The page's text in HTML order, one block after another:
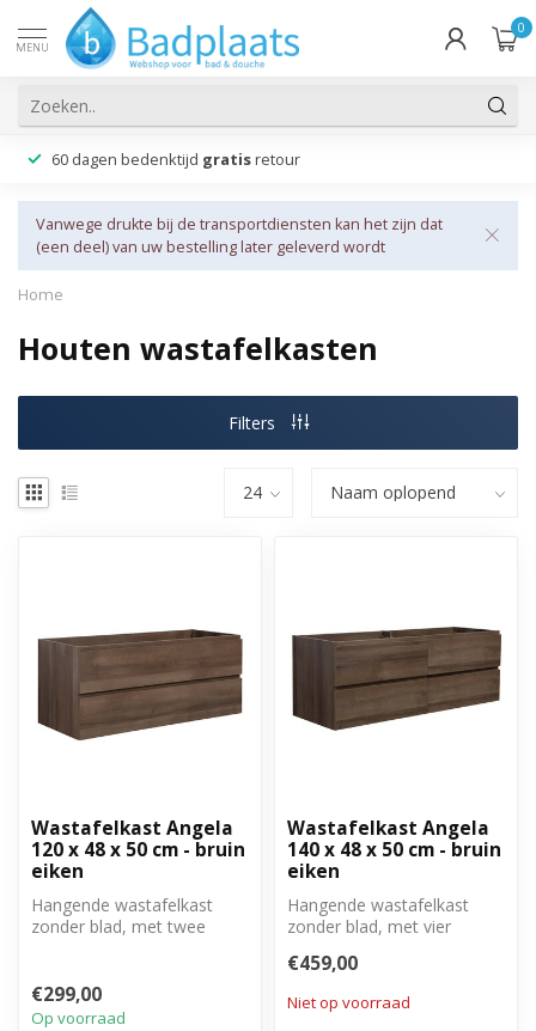
MENU
0
60 dagen bedenktijd gratis retour
Vanwege drukte bij de transportdiensten kan het zijn dat
(een deel) van uw bestelling later geleverd wordt
Home
Houten wastafelkasten
Filters
Wastafelkast Angela
120 x 48 x 50 cm - bruin
eiken
Hangende wastafelkast
zonder blad, met twee
€299,00
Op voorraad
Wastafelkast Angela
140 x 48 x 50 cm - bruin
eiken
Hangende wastafelkast
zonder blad, met vier
€459,00
Niet op voorraad